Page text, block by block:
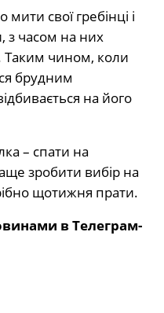
мити свої гребінці і
з часом на них
Таким чином, коли
брудним
на його
– спати на
зробити вибір на
щотижня прати.
в Телеграм-